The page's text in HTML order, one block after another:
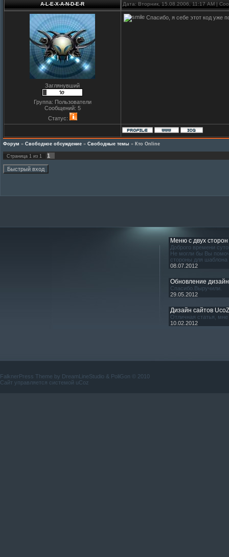
A-L-E-X-A-N-D-E-R Дата: Вторник, 15.08.2006, 11:17 AM |
Заглянувший
Группа: Пользователи
Сообщений: 5
Статус:
Спасибо, я себе этот код уже
Форум » Свободное обсуждение » Свободные темы » Кто Online
Страница 1 из 1 1
Меню с двух
Доброго времени
Не могли бы Вы
стороны для шаблона
08.07.2012
Обновление
Спасибо.Выручили.
29.05.2012
Дизайн сайтов UcoZ
Отличная статья,
10.02.2012
FalknerPress Theme by DreamLineStudio & PoliGon © 2010
Сайт управляется системой uCoz